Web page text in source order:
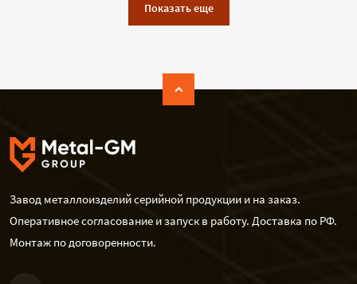
Показать еще
Завод металлоизделий серийной продукции и на заказ.
Оперативное согласование и запуск в работу. Доставка по РФ.
Монтаж по договоренности.